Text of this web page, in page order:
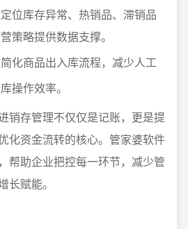
位库存异常、热销品、滞销品
策略提供数据支撑。
化商品出入库流程，减少人工
操作效率。
销存管理不仅仅是记账，更是提
化资金流转的核心。管家婆软件
帮助企业把控每一环节，减少管
长赋能。